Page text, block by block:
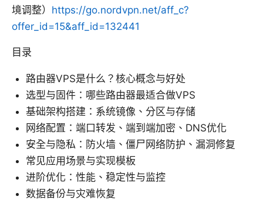
境调整） https://go.nordvpn.net/aff_c?
offer_id=15&aff_id=132441
目录
路由器VPS是什么？核心概念与好处
选型与固件：哪些路由器最适合做VPS
基础架构搭建：系统镜像、分区与存储
网络配置：端口转发、端到端加密、DNS优化
安全与隐私：防火墙、僵尸网络防护、漏洞修复
常见应用场景与实现模板
进阶优化：性能、稳定性与监控
数据备份与灾难恢复